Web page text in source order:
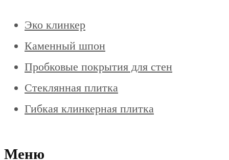
Эко клинкер
Каменный шпон
Пробковые покрытия для стен
Стеклянная плитка
Гибкая клинкерная плитка
Меню